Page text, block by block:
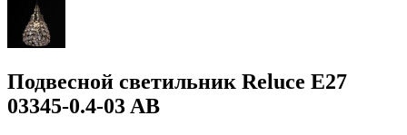
Подвесной светильник Reluce E27
03345-0.4-03 AB